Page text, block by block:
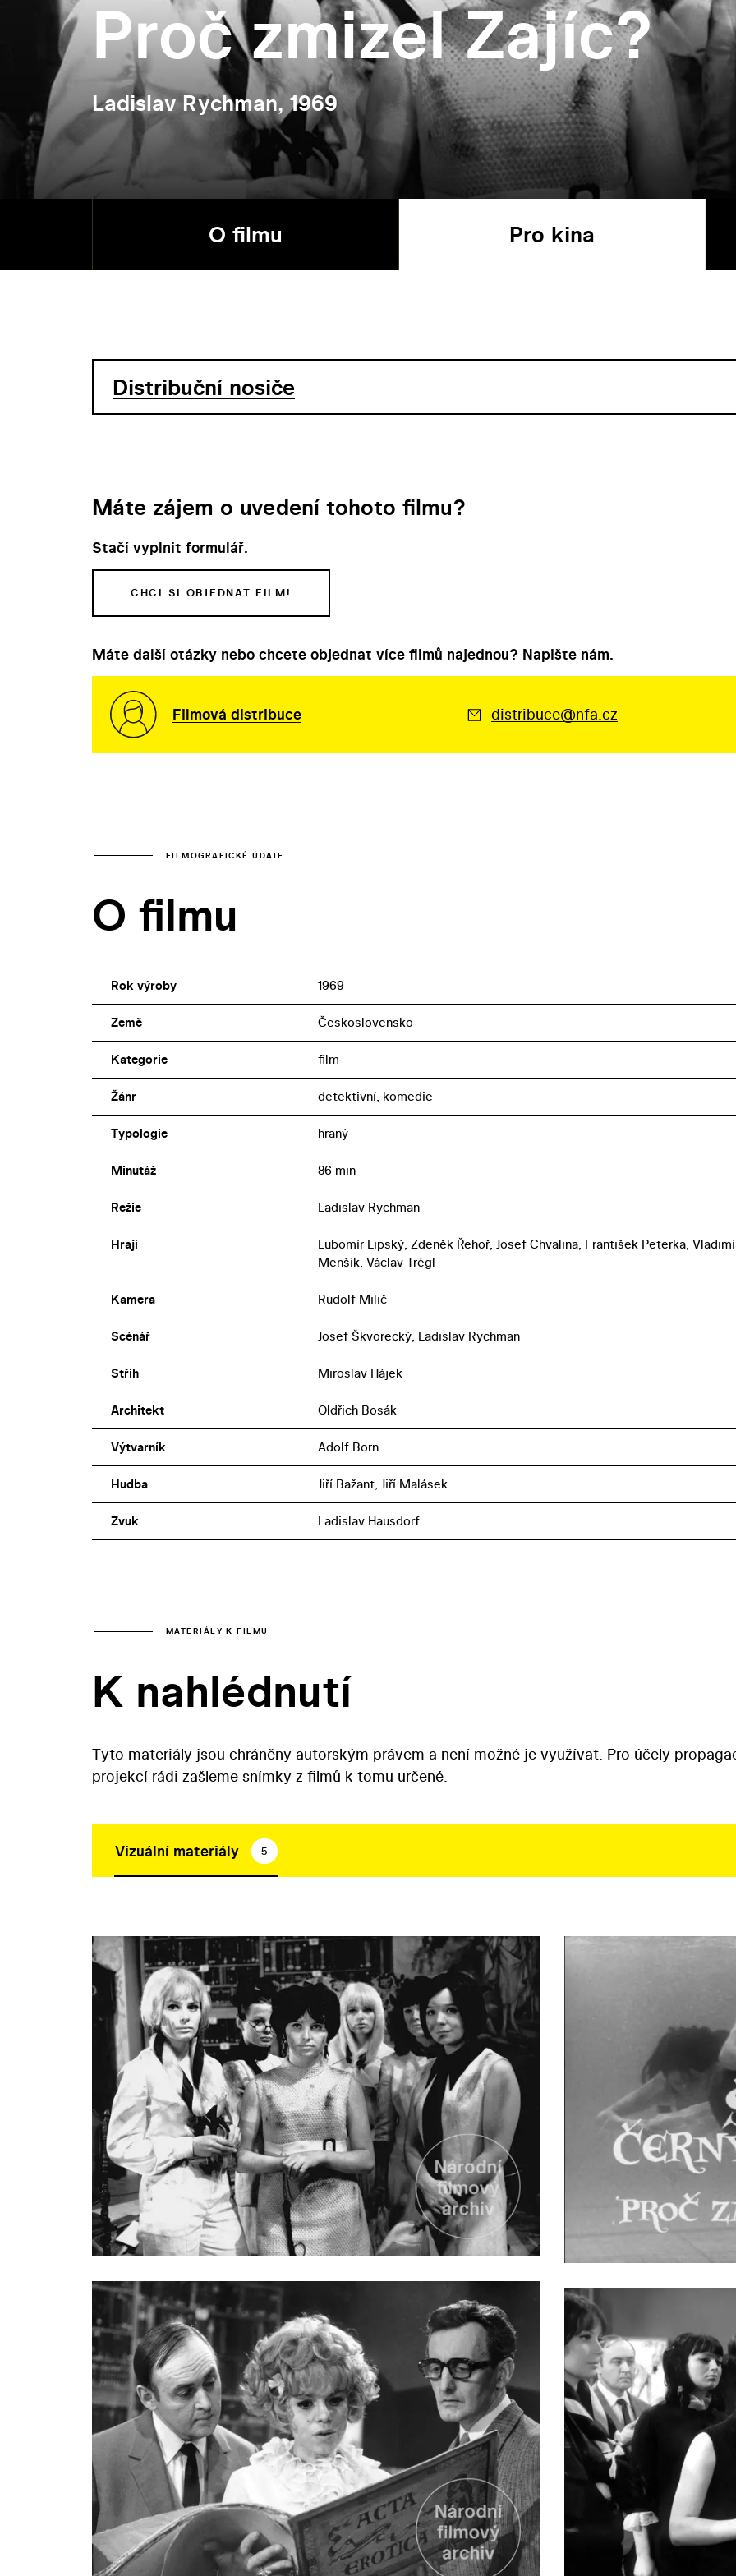
Proč zmizel Zajíc?
Ladislav Rychman, 1969
O filmu Pro kina
Distribuční nosiče
Máte zájem o uvedení tohoto filmu?
Stačí vyplnit formulář.
CHCI SI OBJEDNAT FILM!
Máte další otázky nebo chcete objednat více filmů najednou? Napište nám.
Filmová distribuce distribuce@nfa.cz
FILMOGRAFICKÉ ÚDAJE
O filmu
Rok výroby 1969
Země Československo
Kategorie film
Žánr detektivní, komedie
Typologie hraný
Minutáž 86 min
Režie Ladislav Rychman
Hrají
Lubomír Lipský, Zdeněk Řehoř, Josef Chvalina, František Peterka,
Menšík, Václav Trégl
Kamera Rudolf Milič
Scénář Josef Škvorecký, Ladislav Rychman
Střih Miroslav Hájek
Architekt Oldřich Bosák
Výtvarník Adolf Born
Hudba Jiří Bažant, Jiří Malásek
Zvuk Ladislav Hausdorf
MATERIÁLY K FILMU
K nahlédnutí
Tyto materiály jsou chráněny autorským právem a není možné je využívat. Pro účely
projekcí rádi zašleme snímky z filmů k tomu určené.
Vizuální materiály 5